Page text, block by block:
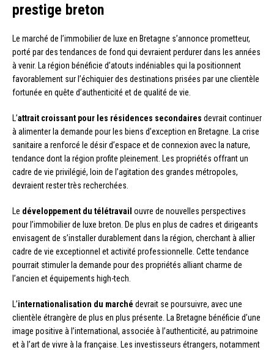
prestige breton
Le marché de l’immobilier de luxe en Bretagne s’annonce prometteur,
porté par des tendances de fond qui devraient perdurer dans les années
à venir. La région bénéficie d’atouts indéniables qui la positionnent
favorablement sur l’échiquier des destinations prisées par une clientèle
fortunée en quête d’authenticité et de qualité de vie.
L’attrait croissant pour les résidences secondaires devrait continuer
à alimenter la demande pour les biens d’exception en Bretagne. La crise
sanitaire a renforcé le désir d’espace et de connexion avec la nature,
tendance dont la région profite pleinement. Les propriétés offrant un
cadre de vie privilégié, loin de l’agitation des grandes métropoles,
devraient rester très recherchées.
Le développement du télétravail ouvre de nouvelles perspectives
pour l’immobilier de luxe breton. De plus en plus de cadres et dirigeants
envisagent de s’installer durablement dans la région, cherchant à allier
cadre de vie exceptionnel et activité professionnelle. Cette tendance
pourrait stimuler la demande pour des propriétés alliant charme de
l’ancien et équipements high-tech.
L’internationalisation du marché devrait se poursuivre, avec une
clientèle étrangère de plus en plus présente. La Bretagne bénéficie d’une
image positive à l’international, associée à l’authenticité, au patrimoine
et à l’art de vivre à la française. Les investisseurs étrangers, notamment